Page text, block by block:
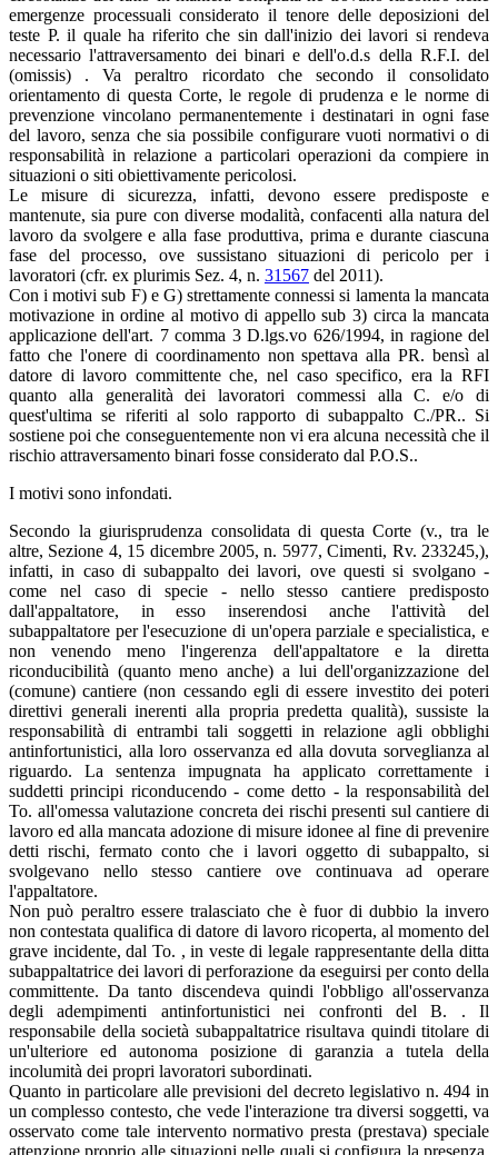
emergenze processuali considerato il tenore delle deposizioni del
teste P. il quale ha riferito che sin dall'inizio dei lavori si rendeva
necessario l'attraversamento dei binari e dell'o.d.s della R.F.I. del
(omissis) . Va peraltro ricordato che secondo il consolidato
orientamento di questa Corte, le regole di prudenza e le norme di
prevenzione vincolano permanentemente i destinatari in ogni fase
del lavoro, senza che sia possibile configurare vuoti normativi o di
responsabilità in relazione a particolari operazioni da compiere in
situazioni o siti obiettivamente pericolosi.
Le misure di sicurezza, infatti, devono essere predisposte e
mantenute, sia pure con diverse modalità, confacenti alla natura del
lavoro da svolgere e alla fase produttiva, prima e durante ciascuna
fase del processo, ove sussistano situazioni di pericolo per i
lavoratori (cfr. ex plurimis Sez. 4, n. 31567 del 2011).
Con i motivi sub F) e G) strettamente connessi si lamenta la mancata
motivazione in ordine al motivo di appello sub 3) circa la mancata
applicazione dell'art. 7 comma 3 D.lgs.vo 626/1994, in ragione del
fatto che l'onere di coordinamento non spettava alla PR. bensì al
datore di lavoro committente che, nel caso specifico, era la RFI
quanto alla generalità dei lavoratori commessi alla C. e/o di
quest'ultima se riferiti al solo rapporto di subappalto C./PR.. Si
sostiene poi che conseguentemente non vi era alcuna necessità che il
rischio attraversamento binari fosse considerato dal P.O.S..
I motivi sono infondati.
Secondo la giurisprudenza consolidata di questa Corte (v., tra le
altre, Sezione 4, 15 dicembre 2005, n. 5977, Cimenti, Rv. 233245,),
infatti, in caso di subappalto dei lavori, ove questi si svolgano -
come nel caso di specie - nello stesso cantiere predisposto
dall'appaltatore, in esso inserendosi anche l'attività del
subappaltatore per l'esecuzione di un'opera parziale e specialistica, e
non venendo meno l'ingerenza dell'appaltatore e la diretta
riconducibilità (quanto meno anche) a lui dell'organizzazione del
(comune) cantiere (non cessando egli di essere investito dei poteri
direttivi generali inerenti alla propria predetta qualità), sussiste la
responsabilità di entrambi tali soggetti in relazione agli obblighi
antinfortunistici, alla loro osservanza ed alla dovuta sorveglianza al
riguardo. La sentenza impugnata ha applicato correttamente i
suddetti principi riconducendo - come detto - la responsabilità del
To. all'omessa valutazione concreta dei rischi presenti sul cantiere di
lavoro ed alla mancata adozione di misure idonee al fine di prevenire
detti rischi, fermato conto che i lavori oggetto di subappalto, si
svolgevano nello stesso cantiere ove continuava ad operare
l'appaltatore.
Non può peraltro essere tralasciato che è fuor di dubbio la invero
non contestata qualifica di datore di lavoro ricoperta, al momento del
grave incidente, dal To. , in veste di legale rappresentante della ditta
subappaltatrice dei lavori di perforazione da eseguirsi per conto della
committente. Da tanto discendeva quindi l'obbligo all'osservanza
degli adempimenti antinfortunistici nei confronti del B. . Il
responsabile della società subappaltatrice risultava quindi titolare di
un'ulteriore ed autonoma posizione di garanzia a tutela della
incolumità dei propri lavoratori subordinati.
Quanto in particolare alle previsioni del decreto legislativo n. 494 in
un complesso contesto, che vede l'interazione tra diversi soggetti, va
osservato come tale intervento normativo presta (prestava) speciale
attenzione proprio alle situazioni nelle quali si configura la presenza,